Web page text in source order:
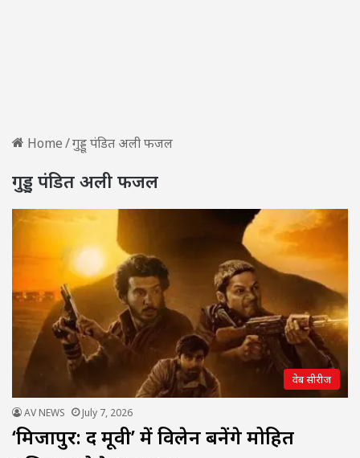
Home/गुड्डू पंडित अली फजल
गुड्डू पंडित अली फजल
वेब सीरीज
AV NEWS July 7, 2026
‘मिर्जापुर: द मूवी’ में विलेन बनेंगे मोहित